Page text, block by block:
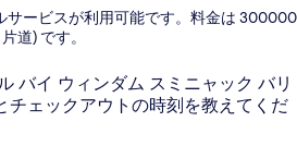
サービスが利用可能です。料金は 300000
道) です。
バイ ウィンダム スミニャック バリ
チェックアウトの時刻を教えてくだ